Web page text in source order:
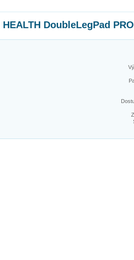
HEALTH DoubleLegPad